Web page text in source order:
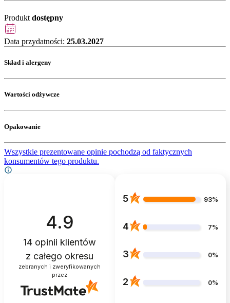
Produkt dostępny
Data przydatności: 25.03.2027
Skład i alergeny
Wartości odżywcze
Opakowanie
Wszystkie prezentowane opinie pochodzą od faktycznych
konsumentów tego produktu.
4.9
14 opinii klientów
z całego okresu
zebranych i zweryfikowanych
przez
5 93%
4 7%
3 0%
2 0%